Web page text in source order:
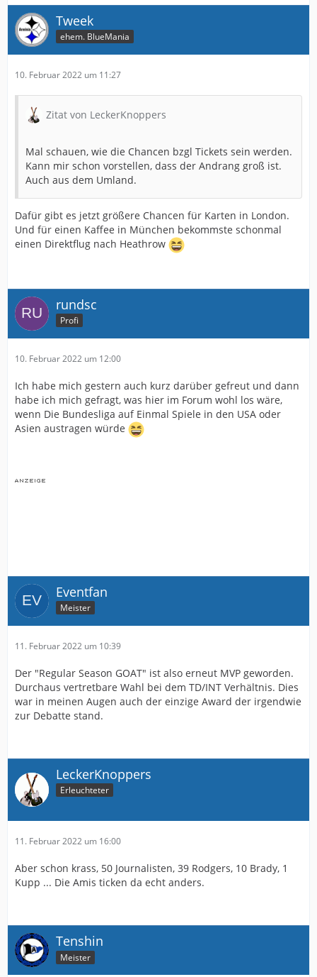
Tweek
ehem. BlueMania
10. Februar 2022 um 11:27
Zitat von LeckerKnoppers
Mal schauen, wie die Chancen bzgl Tickets sein werden.
Kann mir schon vorstellen, dass der Andrang groß ist.
Auch aus dem Umland.
Dafür gibt es jetzt größere Chancen für Karten in London.
Und für einen Kaffee in München bekommste schonmal
einen Direktflug nach Heathrow
rundsc
Profi
10. Februar 2022 um 12:00
Ich habe mich gestern auch kurz darüber gefreut und dann
habe ich mich gefragt, was hier im Forum wohl los wäre,
wenn Die Bundesliga auf Einmal Spiele in den USA oder
Asien austragen würde
Eventfan
Meister
11. Februar 2022 um 10:39
Der "Regular Season GOAT" ist also erneut MVP geworden.
Durchaus vertretbare Wahl bei dem TD/INT Verhältnis. Dies
war in meinen Augen auch der einzige Award der irgendwie
zur Debatte stand.
LeckerKnoppers
Erleuchteter
11. Februar 2022 um 16:00
Aber schon krass, 50 Journalisten, 39 Rodgers, 10 Brady, 1
Kupp ... Die Amis ticken da echt anders.
Tenshin
Meister